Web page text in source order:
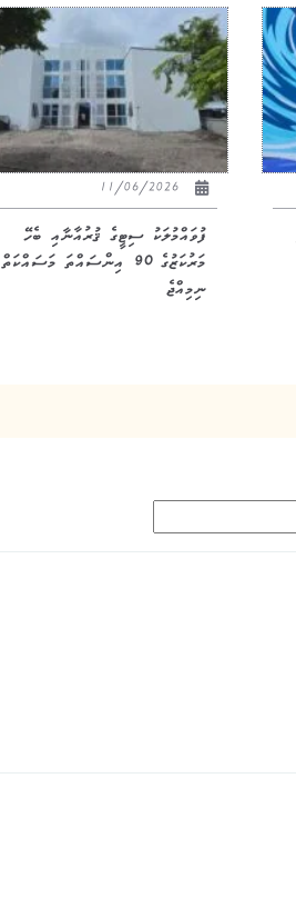
ފުވައްމުލަކު ސިޓީގެ ޤުރުއާނާއި ބެހޭ
މަރުކަޒުގެ 90 އިންސައްތަ މަސައްކަތް
ނިމިއްޖެ